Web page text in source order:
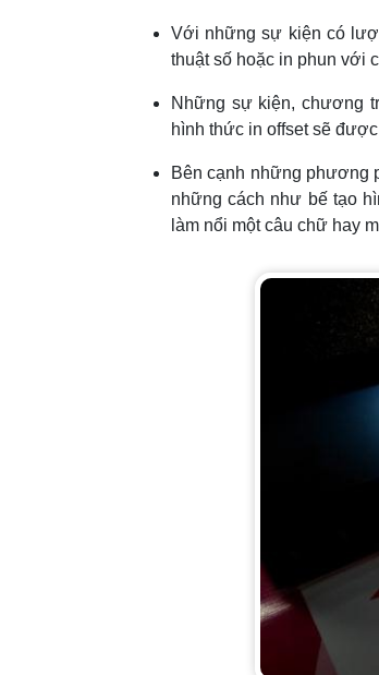
Với những sự kiện có
thuật số hoặc in phun với
Những sự kiện, chương
hình thức in offset sẽ
Bên cạnh những phương
những cách như bế tạo
làm nổi một câu chữ hay